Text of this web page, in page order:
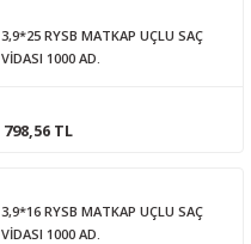
3,9*25 RYSB MATKAP UÇLU SAÇ
VİDASI 1000 AD.
798,56 TL
3,9*16 RYSB MATKAP UÇLU SAÇ
VİDASI 1000 AD.